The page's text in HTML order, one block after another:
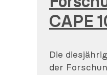
CAPE
Die
der